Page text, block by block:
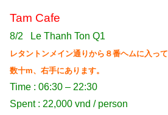
Tam Cafe
8/2 Le Thanh Ton Q1
レタントンメイン通りから８番ヘムに入って
数十m、右手にあります。
Time : 06:30 – 22:30
Spent : 22,000 vnd / person